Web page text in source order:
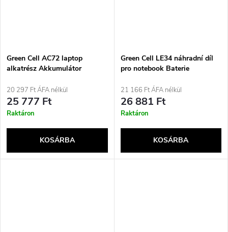
Green Cell AC72 laptop
alkatrész Akkumulátor
20 297 Ft ÁFA nélkül
25 777 Ft
Raktáron
KOSÁRBA
Green Cell LE34 náhradní díl
pro notebook Baterie
21 166 Ft ÁFA nélkül
26 881 Ft
Raktáron
KOSÁRBA